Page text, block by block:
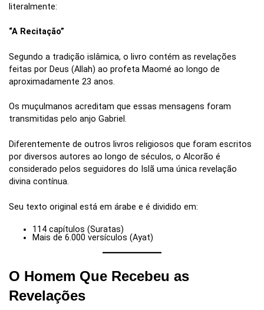
literalmente:
“A Recitação”
Segundo a tradição islâmica, o livro contém as revelações
feitas por Deus (Allah) ao profeta Maomé ao longo de
aproximadamente 23 anos.
Os muçulmanos acreditam que essas mensagens foram
transmitidas pelo anjo Gabriel.
Diferentemente de outros livros religiosos que foram escritos
por diversos autores ao longo de séculos, o Alcorão é
considerado pelos seguidores do Islã uma única revelação
divina contínua.
Seu texto original está em árabe e é dividido em:
114 capítulos (Suratas)
Mais de 6.000 versículos (Ayat)
O Homem Que Recebeu as
Revelações